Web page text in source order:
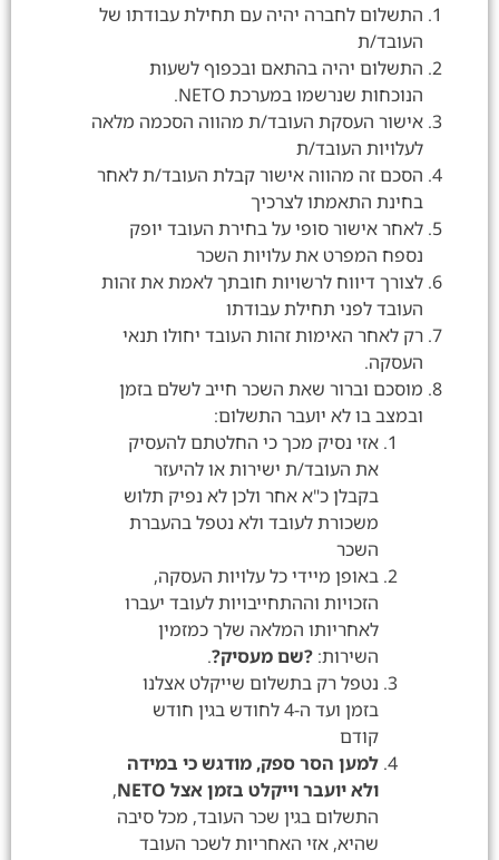
התשלום לחברה יהיה עם תחילת עבודתו של
העובד/ת
התשלום יהיה בהתאם ובכפוף לשעות
הנוכחות שנרשמו במערכת NETO.
אישור העסקת העובד/ת מהווה הסכמה מלאה
לעלויות העובד/ת
הסכם זה מהווה אישור קבלת העובד/ת לאחר
בחינת התאמתו לצרכיך
לאחר אישור סופי על בחירת העובד יופק
נספח המפרט את עלויות השכר
לצורך דיווח לרשויות חובתך לאמת את זהות
העובד לפני תחילת עבודתו
רק לאחר האימות זהות העובד יחולו תנאי
העסקה.
מוסכם וברור שאת השכר חייב לשלם בזמן
ובמצב בו לא יועבר התשלום:
אזי נסיק מכך כי החלטתם להעסיק
את העובד/ת ישירות או להיעזר
בקבלן כ"א אחר ולכן לא נפיק תלוש
משכורת לעובד ולא נטפל בהעברת
השכר
באופן מיידי כל עלויות העסקה,
הזכויות וההתחייבויות לעובד יעברו
לאחריותו המלאה שלך כמזמין
השירות: ?שם מעסיק?.
נטפל רק בתשלום שייקלט אצלנו
בזמן ועד ה-4 לחודש בגין חודש
קודם
למען הסר ספק, מודגש כי במידה
ולא יועבר וייקלט בזמן אצל NETO
,
התשלום בגין שכר העובד, מכל סיבה
שהיא, אזי האחריות לשכר העובד